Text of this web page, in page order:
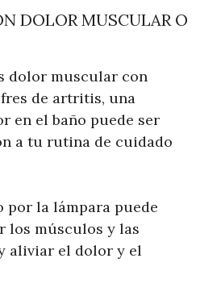
DOLOR MUSCULAR O
dolor muscular con
de artritis, una
en el baño puede ser
a tu rutina de cuidado
por la lámpara puede
los músculos y las
aliviar el dolor y el